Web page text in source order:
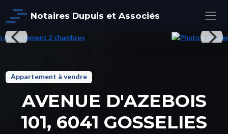
Notaires Dupuis et Associés
Appartement à vendre
AVENUE D'AZEBOIS
101, 6041 GOSSELIES